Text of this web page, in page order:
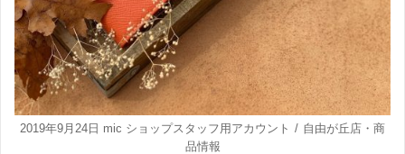
2019年9月24日 mic ショップスタッフ用アカウント 自由が丘店 ・ 商
品情報